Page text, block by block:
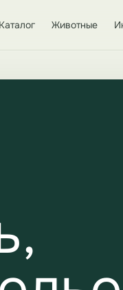
Каталог Животные